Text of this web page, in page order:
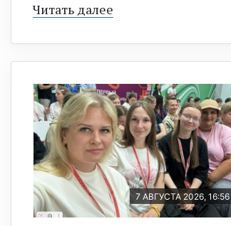
Читать далее
7 АВГУСТА 2026, 16:56